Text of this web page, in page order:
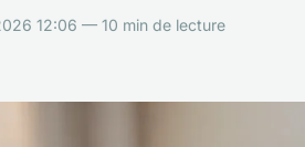
12:06 — 10 min de lecture